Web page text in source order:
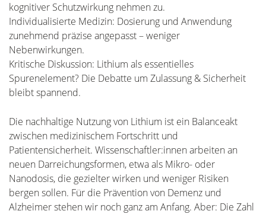
kognitiver Schutzwirkung nehmen zu.
Individualisierte Medizin: Dosierung und Anwendung
zunehmend präzise angepasst – weniger
Nebenwirkungen.
Kritische Diskussion: Lithium als essentielles
Spurenelement? Die Debatte um Zulassung & Sicherheit
bleibt spannend.
Die nachhaltige Nutzung von Lithium ist ein Balanceakt
zwischen medizinischem Fortschritt und
Patientensicherheit. Wissenschaftler:innen arbeiten an
neuen Darreichungsformen, etwa als Mikro- oder
Nanodosis, die gezielter wirken und weniger Risiken
bergen sollen. Für die Prävention von Demenz und
Alzheimer stehen wir noch ganz am Anfang. Aber: Die Zahl